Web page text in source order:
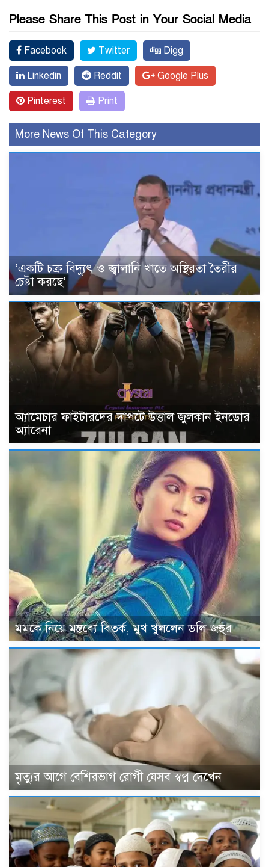
Please Share This Post in Your Social Media
Facebook Twitter Digg
Linkedin Reddit Google Plus
Pinterest Print
More News Of This Category
‘একটি চক্র বিদ্যুৎ ও জ্বালানি খাতে অস্থিরতা তৈরীর
চেষ্টা করছে’
অ্যামেচার ফাইটারদের দাপটে উত্তাল জুলকান ইনডোর
অ্যারেনা
মমকে নিয়ে মন্তব্যে বিতর্ক, মুখ খুললেন ডলি জহুর
মৃত্যুর আগে বেশিরভাগ রোগী যেসব স্বপ্ন দেখেন